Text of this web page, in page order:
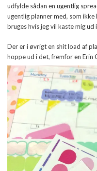
udfylde sådan en ugentlig
ugentlig planner med, som
bruges hvis jeg vil kaste mig ud
Der er i øvrigt en shit load af
hoppe ud i det, fremfor en Erin